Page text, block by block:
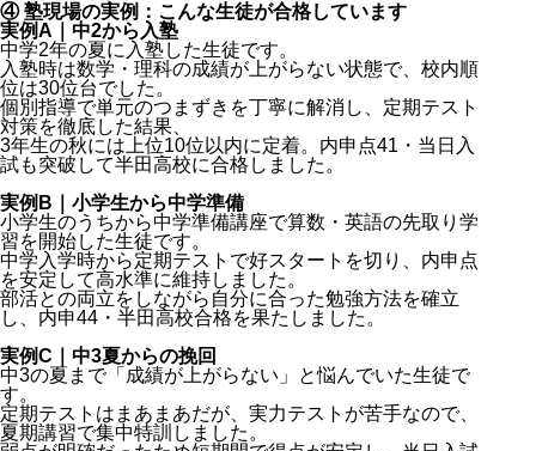
④ 塾現場の実例：こんな生徒が合格しています
実例A｜中2から入塾
中学2年の夏に入塾した生徒です。
入塾時は数学・理科の成績が上がらない状態で、校内順
位は30位台でした。
個別指導で単元のつまずきを丁寧に解消し、定期テスト
対策を徹底した結果、
3年生の秋には上位10位以内に定着。内申点41・当日入
試も突破して半田高校に合格しました。
実例B｜小学生から中学準備
小学生のうちから中学準備講座で算数・英語の先取り学
習を開始した生徒です。
中学入学時から定期テストで好スタートを切り、内申点
を安定して高水準に維持しました。
部活との両立をしながら自分に合った勉強方法を確立
し、内申44・半田高校合格を果たしました。
実例C｜中3夏からの挽回
中3の夏まで「成績が上がらない」と悩んでいた生徒で
す。
定期テストはまあまあだが、実力テストが苦手なので、
夏期講習で集中特訓しました。